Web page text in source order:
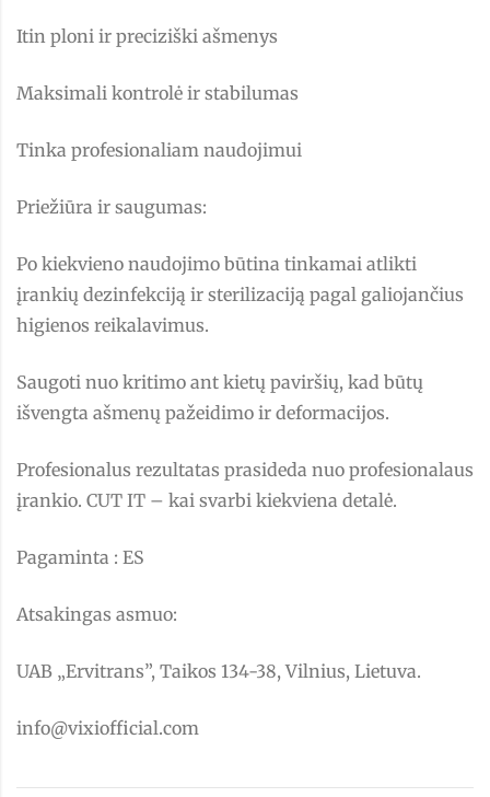
Itin ploni ir preciziški ašmenys
Maksimali kontrolė ir stabilumas
Tinka profesionaliam naudojimui
Priežiūra ir saugumas:
Po kiekvieno naudojimo būtina tinkamai atlikti
įrankių dezinfekciją ir sterilizaciją pagal galiojančius
higienos reikalavimus.
Saugoti nuo kritimo ant kietų paviršių, kad būtų
išvengta ašmenų pažeidimo ir deformacijos.
Profesionalus rezultatas prasideda nuo profesionalaus
įrankio. CUT IT – kai svarbi kiekviena detalė.
Pagaminta : ES
Atsakingas asmuo:
UAB „Ervitrans”, Taikos 134-38, Vilnius, Lietuva.
info@vixiofficial.com